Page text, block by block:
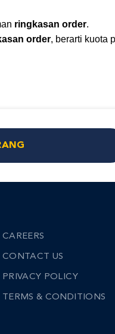
ringkasan order.
order, berarti kuota
CAREERS
CONTACT US
PRIVACY POLICY
TERMS & CONDITIONS